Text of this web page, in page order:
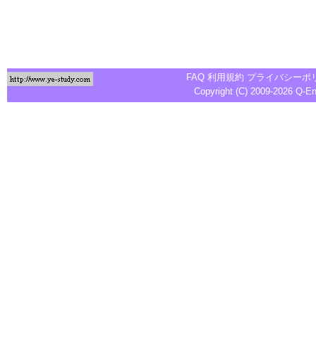
FAQ 利用規約 プライバシーポ
Copyright (C) 2009-2026 Q-